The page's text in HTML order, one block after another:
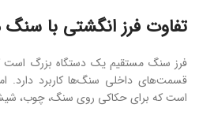
تفاوت فرز انگشتی با
فرز سنگ مستقیم یک دستگاه بزرگ
قسمت‌های داخلی سنگ‌ها کاربرد دارد.
است که برای حکاکی روی سنگ، چوب،